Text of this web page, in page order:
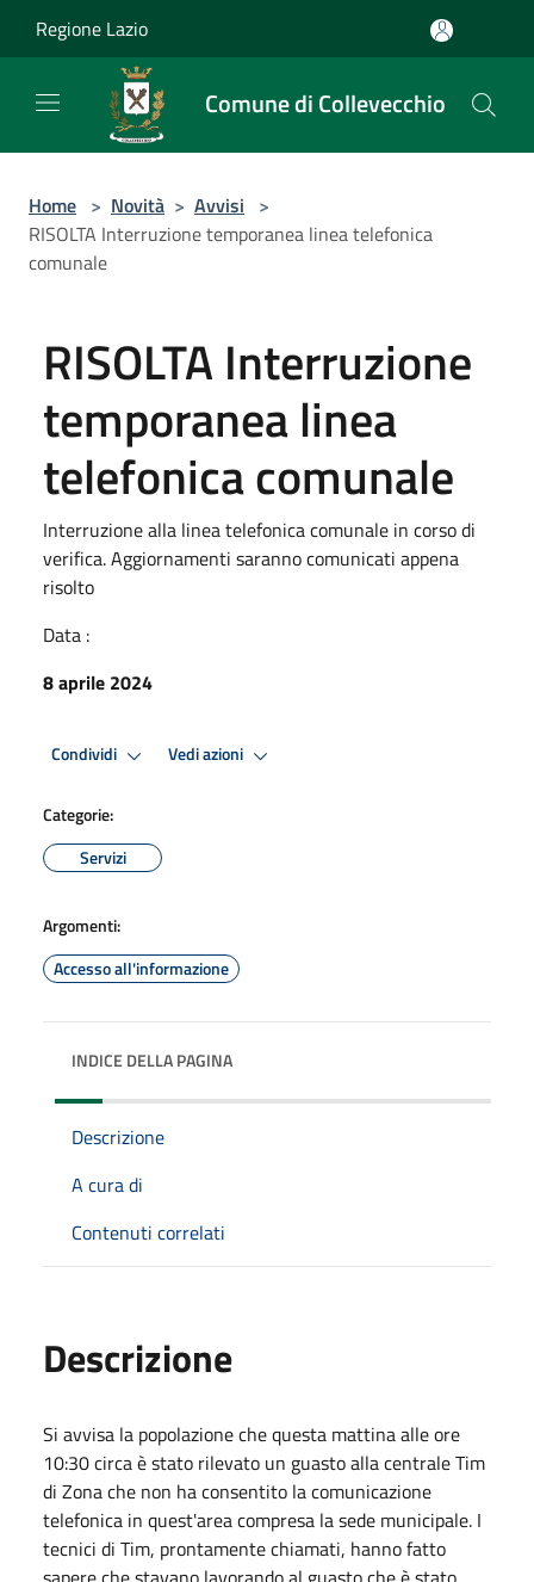
Regione Lazio
Comune di Collevecchio
Home > Novità > Avvisi >
RISOLTA Interruzione temporanea linea telefonica
comunale
RISOLTA Interruzione
temporanea linea
telefonica comunale
Interruzione alla linea telefonica comunale in corso di
verifica. Aggiornamenti saranno comunicati appena
risolto
Data :
8 aprile 2024
Condividi Vedi azioni
Categorie:
Servizi
Argomenti:
Accesso all'informazione
INDICE DELLA PAGINA
Descrizione
A cura di
Contenuti correlati
Descrizione
Si avvisa la popolazione che questa mattina alle ore
10:30 circa è stato rilevato un guasto alla centrale Tim
di Zona che non ha consentito la comunicazione
telefonica in quest'area compresa la sede municipale. I
tecnici di Tim, prontamente chiamati, hanno fatto